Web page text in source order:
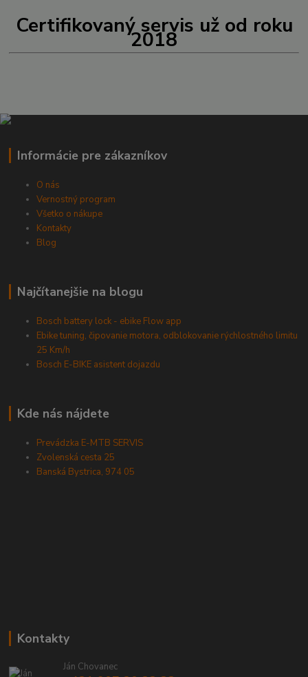
Certifikovaný servis už od roku
2018
Informácie pre zákazníkov
O nás
Vernostný program
Všetko o nákupe
Kontakty
Blog
Najčítanejšie na blogu
Bosch battery lock - ebike Flow app
Ebike tuning, čipovanie motora, odblokovanie rýchlostného limitu
25 Km/h
Bosch E-BIKE asistent dojazdu
Kde nás nájdete
Prevádzka E-MTB SERVIS
Zvolenská cesta 25
Banská Bystrica, 974 05
Kontakty
Ján Chovanec